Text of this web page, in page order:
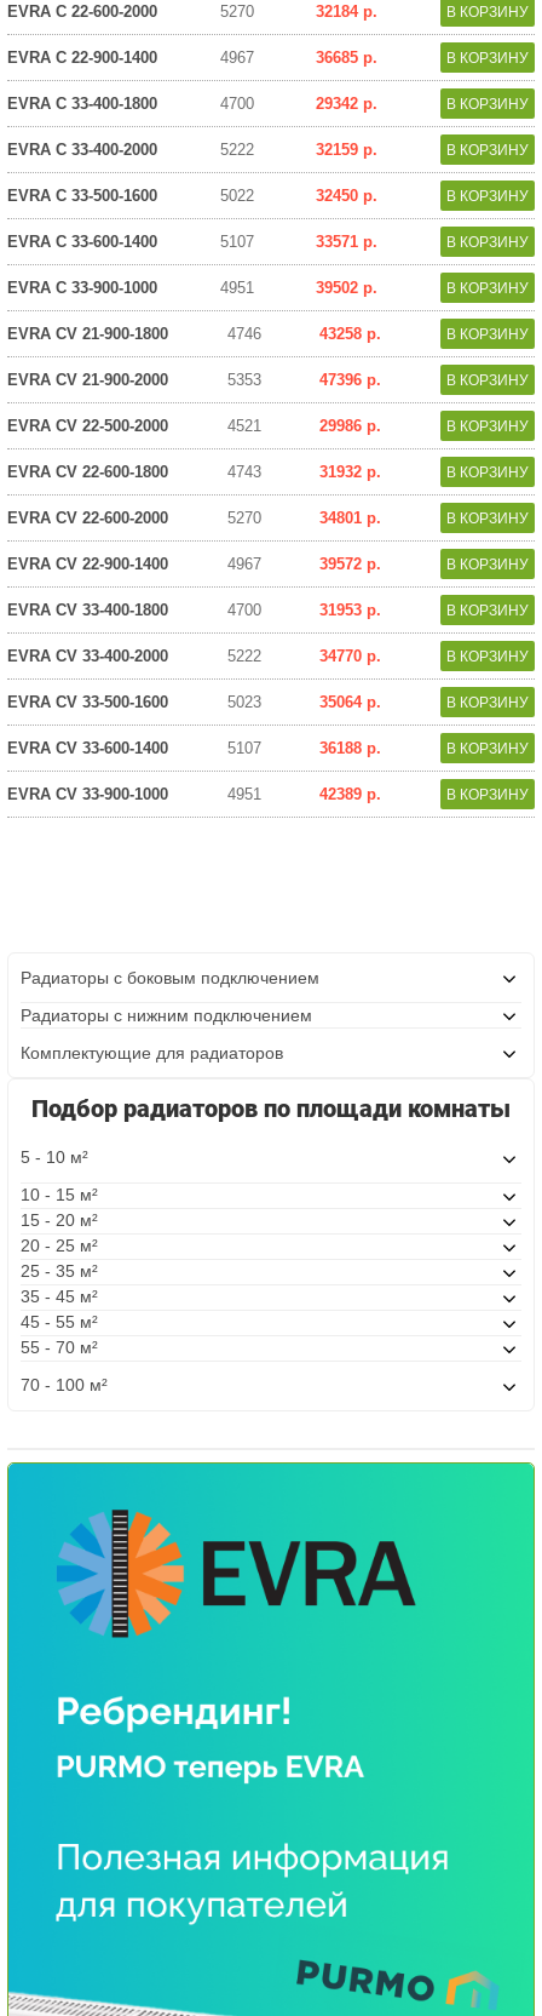
EVRA C 22-600-2000 5270 32184 р.
EVRA C 22-900-1400 4967 36685 р.
EVRA C 33-400-1800 4700 29342 р.
EVRA C 33-400-2000 5222 32159 р.
EVRA C 33-500-1600 5022 32450 р.
EVRA C 33-600-1400 5107 33571 р.
EVRA C 33-900-1000 4951 39502 р.
EVRA CV 21-900-1800 4746 43258 р.
EVRA CV 21-900-2000 5353 47396 р.
EVRA CV 22-500-2000 4521 29986 р.
EVRA CV 22-600-1800 4743 31932 р.
EVRA CV 22-600-2000 5270 34801 р.
EVRA CV 22-900-1400 4967 39572 р.
EVRA CV 33-400-1800 4700 31953 р.
EVRA CV 33-400-2000 5222 34770 р.
EVRA CV 33-500-1600 5023 35064 р.
EVRA CV 33-600-1400 5107 36188 р.
EVRA CV 33-900-1000 4951 42389 р.
Радиаторы с боковым подключением
Радиаторы с нижним подключением
Комплектующие для радиаторов
Подбор радиаторов по площади комнаты
5 - 10 м²
10 - 15 м²
15 - 20 м²
20 - 25 м²
25 - 35 м²
35 - 45 м²
45 - 55 м²
55 - 70 м²
70 - 100 м²